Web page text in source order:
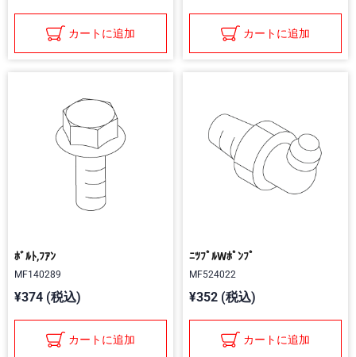
カートに追加 カートに追加
ﾎﾞﾙﾄ,ﾌｱﾝ
MF140289
¥374 (税込)
カートに追加
ﾆﾂﾌﾟﾙWﾎﾟﾝﾌﾟ
MF524022
¥352 (税込)
カートに追加